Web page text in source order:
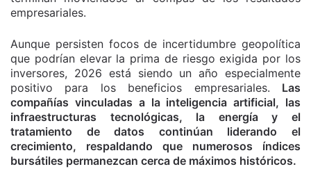
empresariales.
Aunque persisten focos de incertidumbre geopolítica
que podrían elevar la prima de riesgo exigida por los
inversores, 2026 está siendo un año especialmente
positivo para los beneficios empresariales. Las
compañías vinculadas a la inteligencia artificial, las
infraestructuras tecnológicas, la energía y el
tratamiento de datos continúan liderando el
crecimiento, respaldando que numerosos índices
bursátiles permanezcan cerca de máximos históricos.